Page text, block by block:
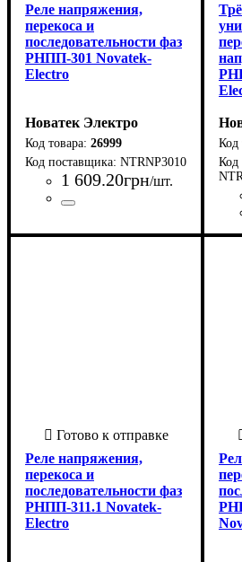
Реле напряжения,
перекоса и
последовательности фаз
РНПП-301 Novatek-
Electro
Новатек Электро
26999
NTRNP3010
1 609.20грн/шт.
Реле напряжения,
перекоса и
последовательности фаз
РНПП-311.1 Novatek-
Electro